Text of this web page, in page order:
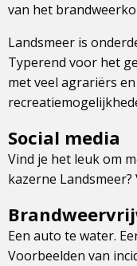
van het
Landsmeer is
Typerend voor het
met veel agrariërs
Social media
Vind je het leuk om
kazerne
Een auto te water.
Voorbeelden van